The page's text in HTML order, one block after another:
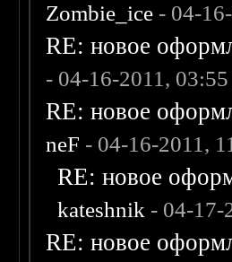
Zombie_ice - 04-
RE: новое
- 04-16-2011,
RE: новое
neF - 04-16-2011,
RE: новое
kateshnik - 04-17-
RE: новое